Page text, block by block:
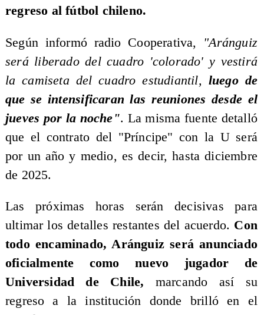
regreso al fútbol chileno.
Según informó radio Cooperativa, "Aránguiz
será liberado del cuadro 'colorado' y vestirá
la camiseta del cuadro estudiantil, luego de
que se intensificaran las reuniones desde el
jueves por la noche". La misma fuente detalló
que el contrato del "Príncipe" con la U será
por un año y medio, es decir, hasta diciembre
de 2025.
Las próximas horas serán decisivas para
ultimar los detalles restantes del acuerdo. Con
todo encaminado, Aránguiz será anunciado
oficialmente como nuevo jugador de
Universidad de Chile, marcando así su
regreso a la institución donde brilló en el